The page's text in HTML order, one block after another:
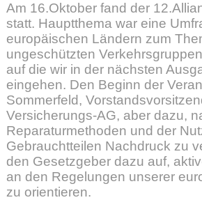
Am 16.Oktober fand der
statt. Hauptthema war eine
europäischen Ländern zum
ungeschützten
auf die wir in der nächsten
eingehen. Den Beginn der
Sommerfeld,
Versicherungs-AG, aber dazu,
Reparaturmethoden und der
Gebrauchtteilen Nachdruck zu
den Gesetzgeber dazu auf,
an den Regelungen unserer
zu orientieren.